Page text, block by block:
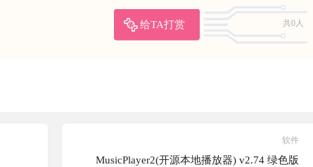
给TA打赏
共0人
软件
MusicPlayer2(开源本地播放器) v2.74 绿色版